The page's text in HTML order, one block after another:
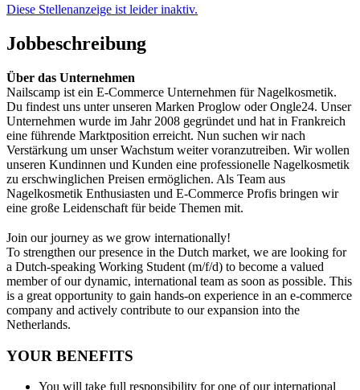
Diese Stellenanzeige ist leider inaktiv.
Jobbeschreibung
Über das Unternehmen
Nailscamp ist ein E-Commerce Unternehmen für Nagelkosmetik.
Du findest uns unter unseren Marken Proglow oder Ongle24. Unser
Unternehmen wurde im Jahr 2008 gegründet und hat in Frankreich
eine führende Marktposition erreicht. Nun suchen wir nach
Verstärkung um unser Wachstum weiter voranzutreiben. Wir wollen
unseren Kundinnen und Kunden eine professionelle Nagelkosmetik
zu erschwinglichen Preisen ermöglichen. Als Team aus
Nagelkosmetik Enthusiasten und E-Commerce Profis bringen wir
eine große Leidenschaft für beide Themen mit.
Join our journey as we grow internationally!
To strengthen our presence in the Dutch market, we are looking for
a Dutch-speaking Working Student (m/f/d) to become a valued
member of our dynamic, international team as soon as possible. This
is a great opportunity to gain hands-on experience in an e-commerce
company and actively contribute to our expansion into the
Netherlands.
YOUR BENEFITS
You will take full responsibility for one of our international